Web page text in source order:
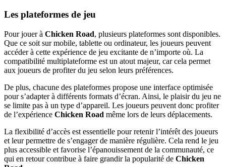
Les plateformes de jeu
Pour jouer à Chicken Road, plusieurs plateformes sont disponibles.
Que ce soit sur mobile, tablette ou ordinateur, les joueurs peuvent
accéder à cette expérience de jeu excitante de n’importe où. La
compatibilité multiplateforme est un atout majeur, car cela permet
aux joueurs de profiter du jeu selon leurs préférences.
De plus, chacune des plateformes propose une interface optimisée
pour s’adapter à différents formats d’écran. Ainsi, le plaisir du jeu ne
se limite pas à un type d’appareil. Les joueurs peuvent donc profiter
de l’expérience Chicken Road même lors de leurs déplacements.
La flexibilité d’accès est essentielle pour retenir l’intérêt des joueurs
et leur permettre de s’engager de manière régulière. Cela rend le jeu
plus accessible et favorise l’épanouissement de la communauté, ce
qui en retour contribue à faire grandir la popularité de Chicken